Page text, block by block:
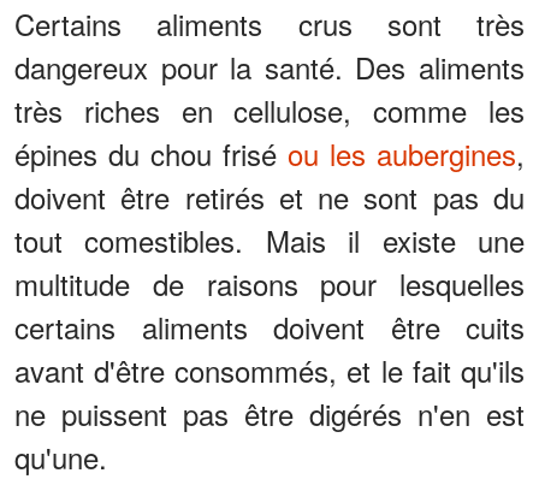
Certains aliments crus sont très
dangereux pour la santé. Des aliments
très riches en cellulose, comme les
épines du chou frisé ou les aubergines,
doivent être retirés et ne sont pas du
tout comestibles. Mais il existe une
multitude de raisons pour lesquelles
certains aliments doivent être cuits
avant d'être consommés, et le fait qu'ils
ne puissent pas être digérés n'en est
qu'une.